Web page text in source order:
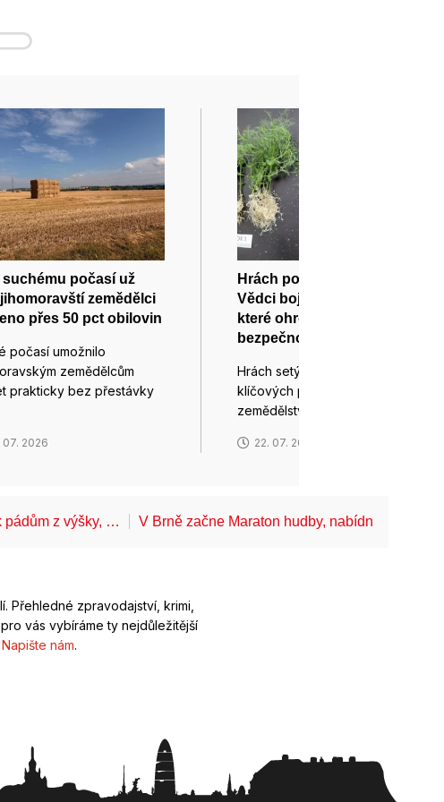
suchému počasí už
zemědělci
přes 50 pct obilovin
počasí umožnilo
zemědělcům
prakticky bez přestávky
07. 2026
Hrách pod drobnohledem:
Vědci bojují s chorobami,
které ohrožují potravinovou
bezpečnost
Hrách setý představuje jednu z
klíčových plodin evropského
zemědělství, zejména…
22. 07. 2026
pádům z výšky, … V Brně začne Maraton hudby, nabídne
Přehledné zpravodajství, krimi,
vás vybíráme ty nejdůležitější
Napište nám.